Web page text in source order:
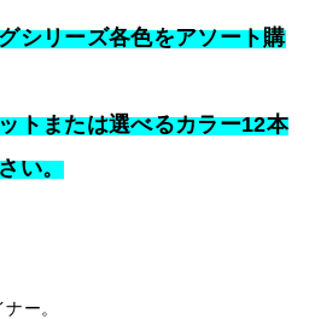
シリーズ各色をアソート購
トまたは選べるカラー12本
い。
ー。